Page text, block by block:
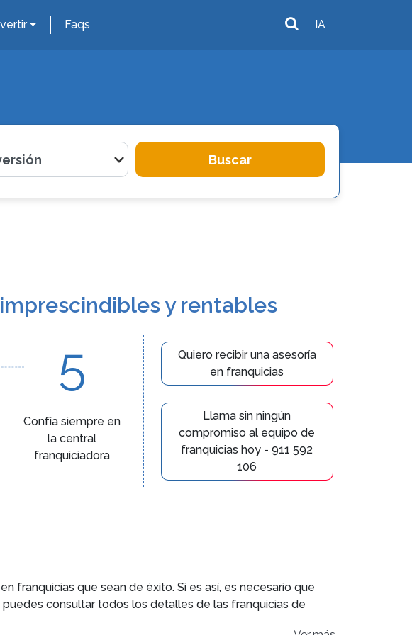
Faqs IA
Buscar
y rentables
5
Confía siempre en
la central
franquiciadora
Quiero recibir una asesoría
en franquicias
Llama sin ningún
compromiso al equipo de
franquicias hoy - 911 592
106
franquicias que sean de éxito. Si es así, es necesario que
consultar todos los detalles de las franquicias de